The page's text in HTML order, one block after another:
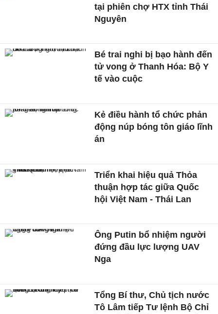
tại phiên chợ HTX tỉnh Thái
Nguyên
Bé trai nghi bị bạo hành đến
tử vong ở Thanh Hóa: Bộ Y
tế vào cuộc
Kẻ điều hành tổ chức phản
động núp bóng tôn giáo lĩnh
án
Triển khai hiệu quả Thỏa
thuận hợp tác giữa Quốc
hội Việt Nam - Thái Lan
Ông Putin bổ nhiệm người
đứng đầu lực lượng UAV
Nga
Tổng Bí thư, Chủ tịch nước
Tô Lâm tiếp Tư lệnh Bộ Chỉ